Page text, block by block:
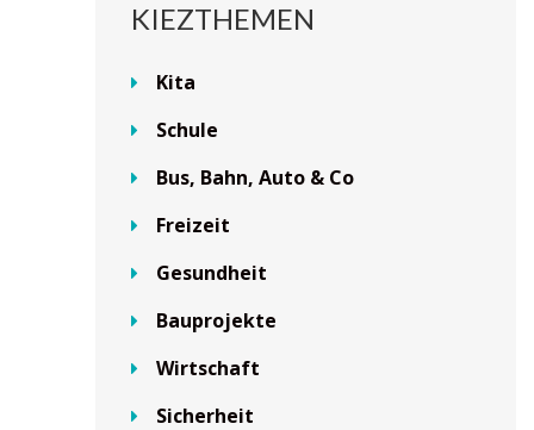
KIEZTHEMEN
Kita
Schule
Bus, Bahn, Auto & Co
Freizeit
Gesundheit
Bauprojekte
Wirtschaft
Sicherheit